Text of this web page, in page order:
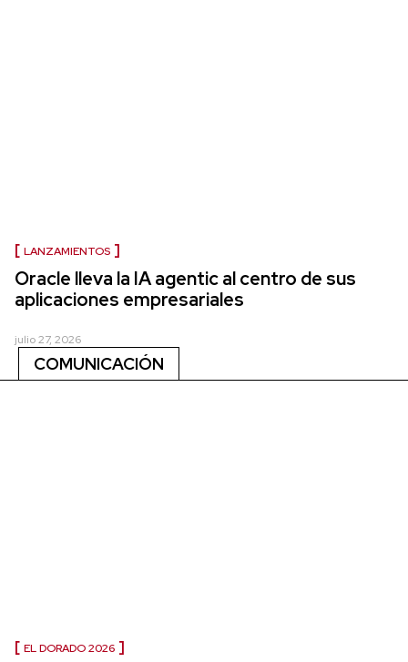
LANZAMIENTOS
Oracle lleva la IA agentic al centro de sus
aplicaciones empresariales
julio 27, 2026
COMUNICACIÓN
EL DORADO 2026